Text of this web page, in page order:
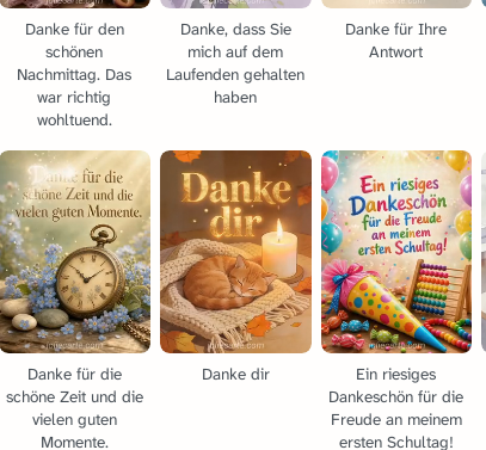
Danke für den
schönen
Nachmittag. Das
war richtig
wohltuend.
Danke, dass Sie
mich auf dem
Laufenden gehalten
haben
Danke für Ihre
Antwort
Danke für die
schöne Zeit und die
vielen guten
Momente.
Danke dir
Ein riesiges
Dankeschön für die
Freude an meinem
ersten Schultag!